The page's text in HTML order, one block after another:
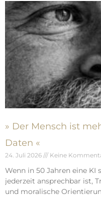
» Der Mensch ist
Daten «
24. Juli 2026 Keine
Wenn in 50 Jahren eine KI
jederzeit ansprechbar ist,
und moralische